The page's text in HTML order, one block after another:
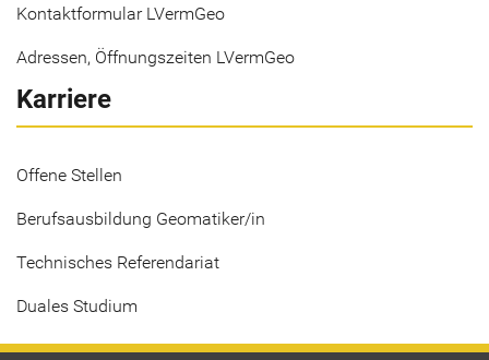
Kontaktformular LVermGeo
Adressen, Öffnungszeiten LVermGeo
Karriere
Offene Stellen
Berufsausbildung Geomatiker/in
Technisches Referendariat
Duales Studium